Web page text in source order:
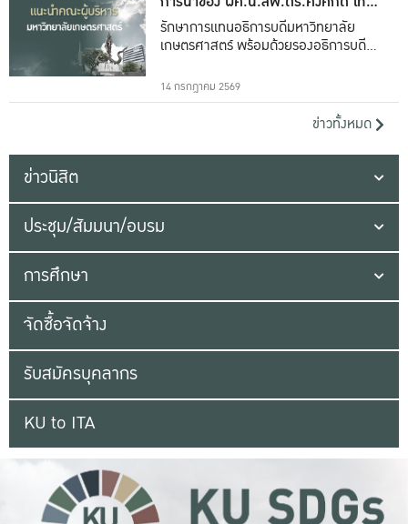
ธรรม
รักษาการแทนอธิการบดีมหาวิทยาลัย
เกษตรศาสตร์ พร้อมด้วยรองอธิการบดีทั้ง
14 กรกฎาคม 2569
ข่าวทั้งหมด
ข่าวนิสิต
ประชุม/สัมมนา/อบรม
การศึกษา
จัดซื้อจัดจ้าง
รับสมัครบุคลากร
KU to ITA